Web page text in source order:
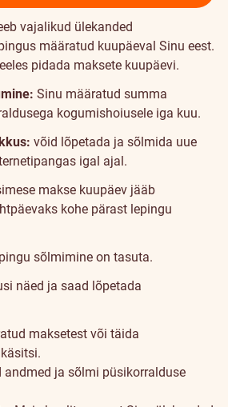
vajalikud ülekanded
määratud kuupäeval Sinu eest.
pidada maksete kuupäevi.
Sinu määratud summa
kogumishoiusele iga kuu.
võid lõpetada ja sõlmida uue
igal ajal.
makse kuupäev jääb
kohe pärast lepingu
sõlmimine on tasuta.
näed ja saad lõpetada
maksetest või täida
andmed ja sõlmi püsikorralduse